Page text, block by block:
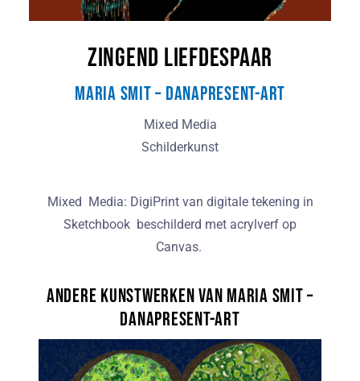
Zingend liefdespaar
Maria Smit – DanaPresent-Art
Mixed Media
Schilderkunst
Mixed Media: DigiPrint van digitale tekening in
Sketchbook beschilderd met acrylverf op
Canvas.
Andere kunstwerken van Maria Smit –
DanaPresent-Art